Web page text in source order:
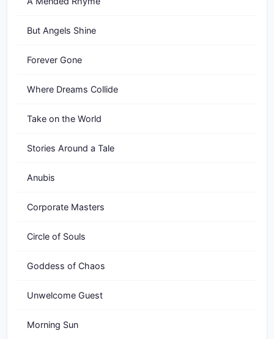
But Angels Shine
Forever Gone
Where Dreams Collide
Take on the World
Stories Around a Tale
Anubis
Corporate Masters
Circle of Souls
Goddess of Chaos
Unwelcome Guest
Morning Sun